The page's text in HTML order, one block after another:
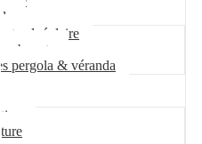
alvéolaire
pergola & véranda